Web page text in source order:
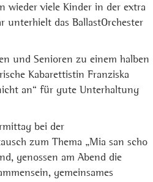
wieder viele Kinder in der extra
unterhielt das BallastOrchester
und Senioren zu einem halben
Kabarettistin Franziska
an“ für gute Unterhaltung
bei der
zum Thema „Mia san scho
genossen am Abend die
gemeinsames